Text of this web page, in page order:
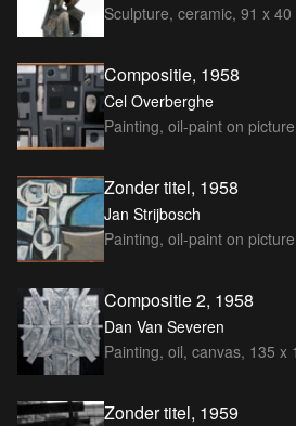
Sculpture, ceramic, 91 x 40
Compositie, 1958
Cel Overberghe
Painting, oil-paint on
Zonder titel, 1958
Jan Strijbosch
Painting, oil-paint on
Compositie 2, 1958
Dan Van Severen
Painting, oil, canvas, 135 x
Zonder titel, 1959